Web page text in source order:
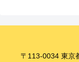
〒113-0034 東京